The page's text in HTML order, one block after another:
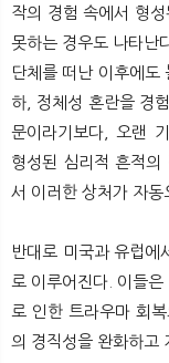
작의 경험 속에서 형
못하는 경우도 나타난
단체를 떠난 이후에도
하, 정체성 혼란을 경
문이라기보다, 오랜
형성된 심리적 흔적의
서 이러한 상처가 자동
반대로 미국과 유럽에
로 이루어진다. 이들
로 인한 트라우마 회
의 경직성을 완화하고